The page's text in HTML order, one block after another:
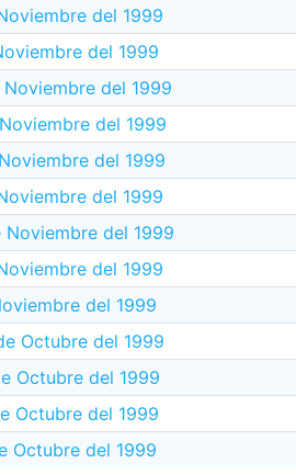
del 1999
del 1999
del 1999
del 1999
del 1999
del 1999
del 1999
del 1999
del 1999
Octubre del 1999
Octubre del 1999
Octubre del 1999
Octubre del 1999